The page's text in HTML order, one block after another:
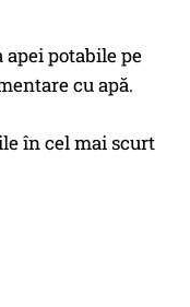
potabile pe
cu apă.
în cel mai scurt